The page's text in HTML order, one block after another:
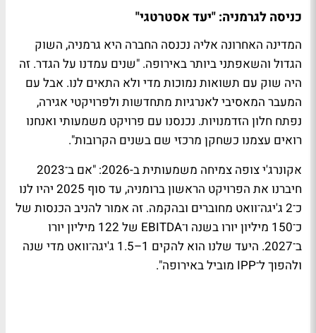
כניסה לגרמניה: "יעד אסטרטגי"
המדינה האחרונה אליה נכנסה החברה היא גרמניה, השוק
הגדול והשאפתני ביותר באירופה. "שנים עמדנו על הגדר. זה
היה שוק עם תשואות נמוכות מדי ולא התאים לנו. אבל עם
המעבר המאסיבי לאנרגיות מתחדשות ולפרויקטי אגירה,
נפתח חלון הזדמנויות. נכנסנו עם פרויקט משמעותי ואנחנו
רואים עצמנו כשחקן מרכזי שם בשנים הקרובות".
אקונרג'י צופה צמיחה משמעותית ב-2026: "אם ב־2023
חיברנו את הפרויקט הראשון ברומניה, עד סוף 2025 יהיו לנו
כ־2 ג'יגה־וואט מחוברים ובהקמה. זה אמור להניב הכנסות של
כ־150 מיליון יורו בשנה ו־
EBITDA
של 122 מיליון יורו
ב־2027. היעד שלנו הוא להקים 1–1.5 ג'יגה־וואט מדי שנה
ולהפוך ל־IPP מוביל באירופה".